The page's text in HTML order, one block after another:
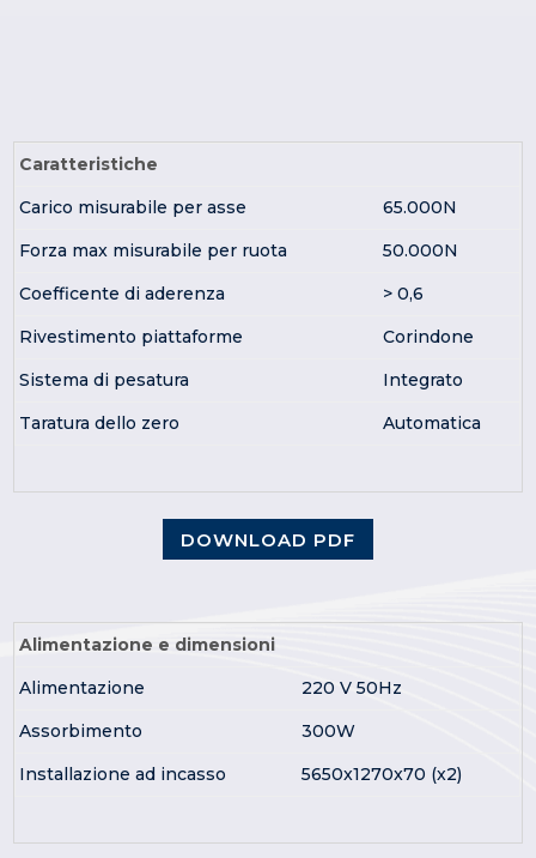
Caratteristiche
Carico misurabile per asse
65.000N
Forza max misurabile per ruota
50.000N
Coefficente di aderenza
> 0,6
Rivestimento piattaforme
Corindone
Sistema di pesatura
Integrato
Taratura dello zero
Automatica
DOWNLOAD PDF
Alimentazione e dimensioni
Alimentazione
220 V 50Hz
Assorbimento
300W
Installazione ad incasso
5650x1270x70 (x2)